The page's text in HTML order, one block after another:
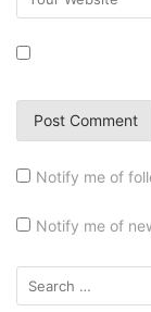
Notify me of
Notify me of
Search
for: